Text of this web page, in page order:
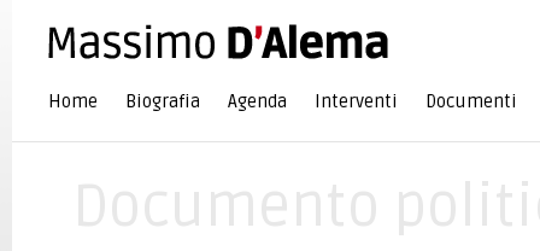
Home Biografia Agenda Interventi Documenti